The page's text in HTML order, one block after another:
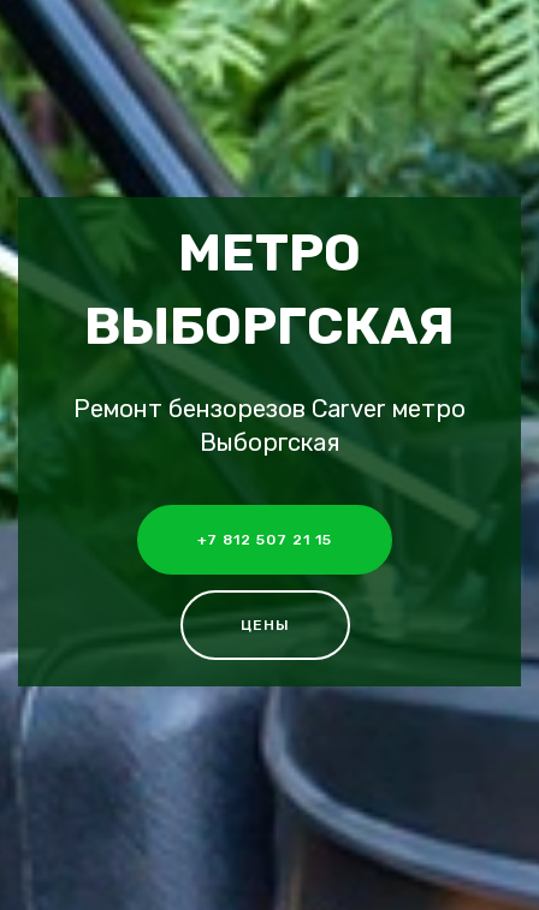
МЕТРО
ВЫБОРГСКАЯ
Ремонт бензорезов Carver метро
Выборгская
+7 812 507 21 15
ЦЕНЫ